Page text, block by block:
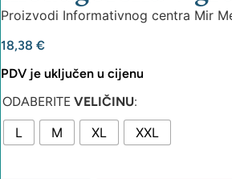
Proizvodi Informativnog centra Mir
18,38 €
PDV je uključen u cijenu
ODABERITE VELIČINU:
L M XL XXL